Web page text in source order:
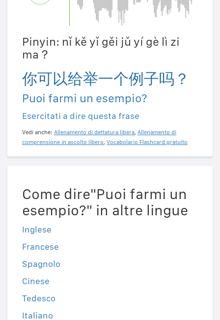
Pinyin: nǐ kě yǐ gěi jǔ yí gè lì zi
ma？
你可以给举一个例子吗？
Puoi farmi un esempio?
Esercitati a dire questa frase
Vedi anche: Allenamento di dettatura libera, Allenamento di
comprensione in ascolto libero, Vocabolario Flashcard gratuito
Come dire"Puoi farmi un
esempio?" in altre lingue
Inglese
Francese
Spagnolo
Cinese
Tedesco
Italiano